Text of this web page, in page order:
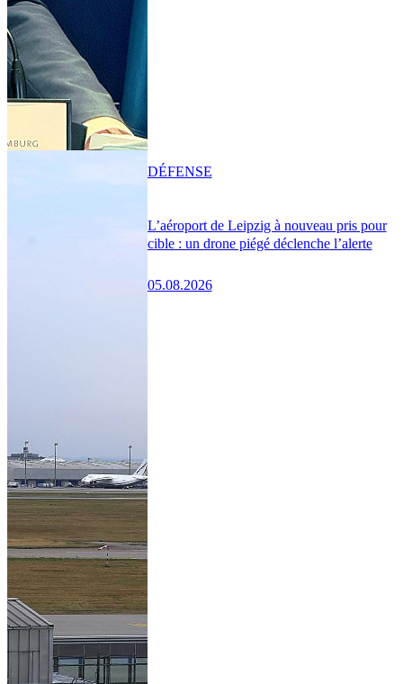
L’aéroport de Leipzig à nouveau pris pour
cible : un drone piégé déclenche l’alerte
05.08.2026
DÉFENSE